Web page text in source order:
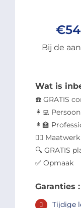
Bij de
Wat is
☎️ GRATIS
👩‍💻
👩‍🏫
✍🏻
🔍 GRATIS
✅ Opmaak
Garanties :
Tijdige